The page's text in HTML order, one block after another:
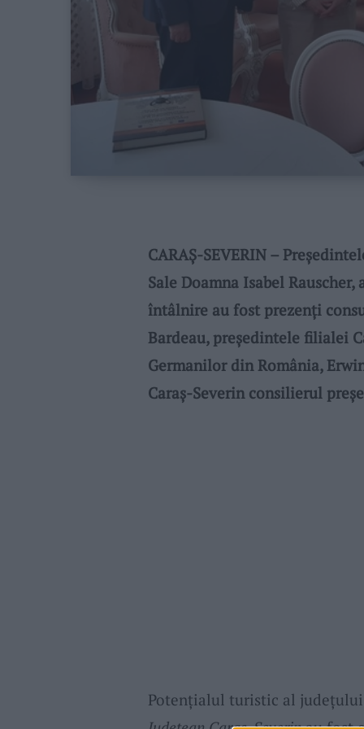
CARAŞ-SEVERIN –
Sale Doamna Isabel
întâlnire au fost prezenți
Bardeau, președintele filialei
Germanilor din România,
Caraș-Severin consilierul
Potențialul turistic al